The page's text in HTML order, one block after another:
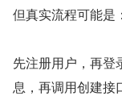
但真实流程可能是：
先注册用户，再登
息，再调用创建接